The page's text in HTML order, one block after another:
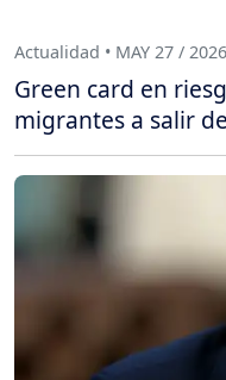
Actualidad • MAY 27 / 2026
Green card en
migrantes a salir